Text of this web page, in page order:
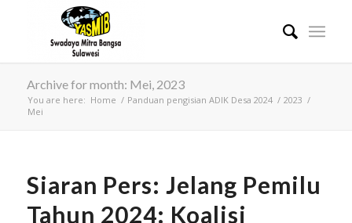
Archive for month: Mei, 2023
You are here: Home / Panduan pengisian ADIK Desa 2024 / 2023 /
Mei
Siaran Pers: Jelang Pemilu
Tahun 2024: Koalisi